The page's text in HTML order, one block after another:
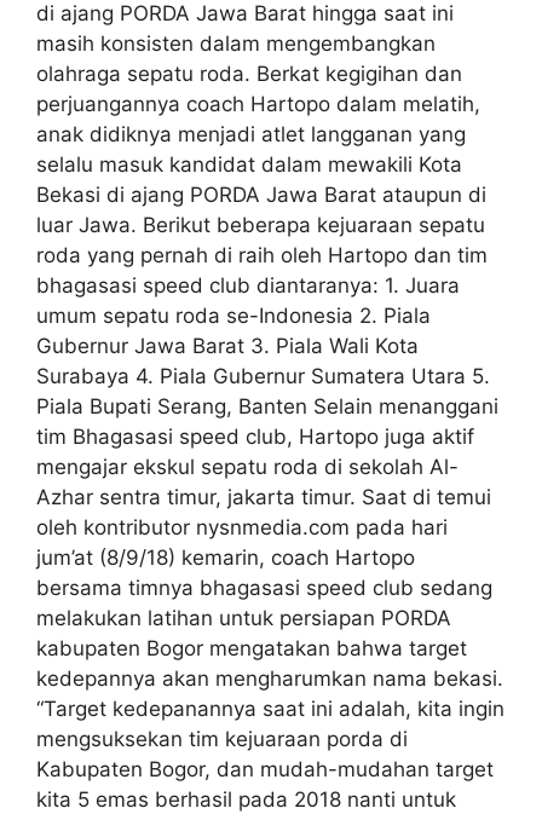
di ajang PORDA Jawa Barat hingga saat ini
masih konsisten dalam mengembangkan
olahraga sepatu roda. Berkat kegigihan dan
perjuangannya coach Hartopo dalam melatih,
anak didiknya menjadi atlet langganan yang
selalu masuk kandidat dalam mewakili Kota
Bekasi di ajang PORDA Jawa Barat ataupun di
luar Jawa. Berikut beberapa kejuaraan sepatu
roda yang pernah di raih oleh Hartopo dan tim
bhagasasi speed club diantaranya: 1. Juara
umum sepatu roda se-Indonesia 2. Piala
Gubernur Jawa Barat 3. Piala Wali Kota
Surabaya 4. Piala Gubernur Sumatera Utara 5.
Piala Bupati Serang, Banten Selain menanggani
tim Bhagasasi speed club, Hartopo juga aktif
mengajar ekskul sepatu roda di sekolah Al-
Azhar sentra timur, jakarta timur. Saat di temui
oleh kontributor nysnmedia.com pada hari
jum’at (8/9/18) kemarin, coach Hartopo
bersama timnya bhagasasi speed club sedang
melakukan latihan untuk persiapan PORDA
kabupaten Bogor mengatakan bahwa target
kedepannya akan mengharumkan nama bekasi.
“Target kedepanannya saat ini adalah, kita ingin
mengsuksekan tim kejuaraan porda di
Kabupaten Bogor, dan mudah-mudahan target
kita 5 emas berhasil pada 2018 nanti untuk